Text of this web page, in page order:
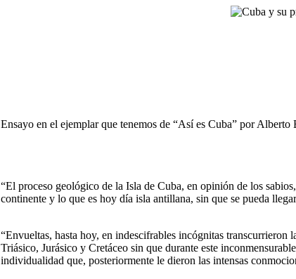
Ensayo en el ejemplar que tenemos de “Así es Cuba” por
“El proceso geológico de la Isla de Cuba, en opinión de los
continente y lo que es hoy día isla antillana, sin que se pueda
“Envueltas, hasta hoy, en indescifrables incógnitas
Triásico, Jurásico y Cretáceo sin que durante este
individualidad que, posteriormente le dieron las intensas